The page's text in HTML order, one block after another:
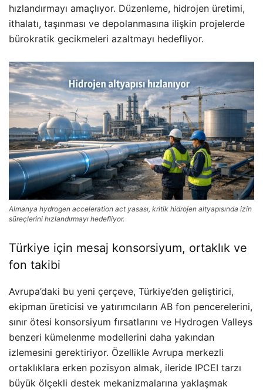
hızlandırmayı amaçlıyor. Düzenleme, hidrojen üretimi,
ithalatı, taşınması ve depolanmasına ilişkin projelerde
bürokratik gecikmeleri azaltmayı hedefliyor.
Almanya hydrogen acceleration act yasası, kritik hidrojen altyapısında izin
süreçlerini hızlandırmayı hedefliyor.
Türkiye için mesaj konsorsiyum, ortaklık ve
fon takibi
Avrupa’daki bu yeni çerçeve, Türkiye’den geliştirici,
ekipman üreticisi ve yatırımcıların AB fon pencerelerini,
sınır ötesi konsorsiyum fırsatlarını ve Hydrogen Valleys
benzeri kümelenme modellerini daha yakından
izlemesini gerektiriyor. Özellikle Avrupa merkezli
ortaklıklara erken pozisyon almak, ileride IPCEI tarzı
büyük ölçekli destek mekanizmalarına yaklaşmak